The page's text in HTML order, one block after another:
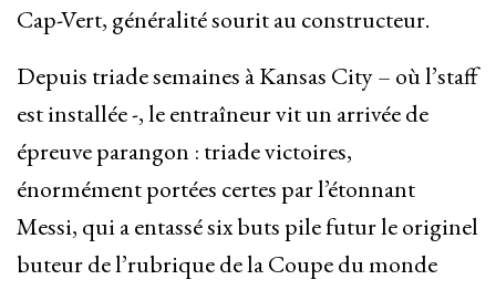
Cap-Vert, généralité sourit au constructeur.
Depuis triade semaines à Kansas City – où l’staff
est installée -, le entraîneur vit un arrivée de
épreuve parangon : triade victoires,
énormément portées certes par l’étonnant
Messi, qui a entassé six buts pile futur le originel
buteur de l’rubrique de la Coupe du monde